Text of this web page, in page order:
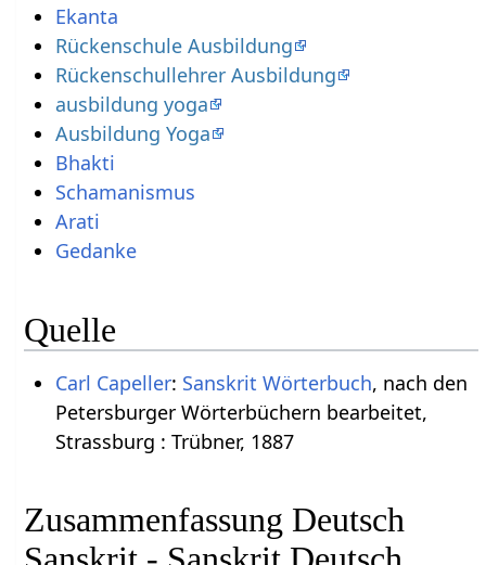
Ekanta
Rückenschule Ausbildung
Rückenschullehrer Ausbildung
ausbildung yoga
Ausbildung Yoga
Bhakti
Schamanismus
Arati
Gedanke
Quelle
Carl Capeller: Sanskrit Wörterbuch, nach den
Petersburger Wörterbüchern bearbeitet,
Strassburg : Trübner, 1887
Zusammenfassung Deutsch